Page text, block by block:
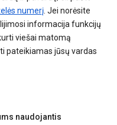
numerį. Jei norėsite
informacija funkcijų
viešai matomą
pateikiamas jūsų vardas
naudojantis